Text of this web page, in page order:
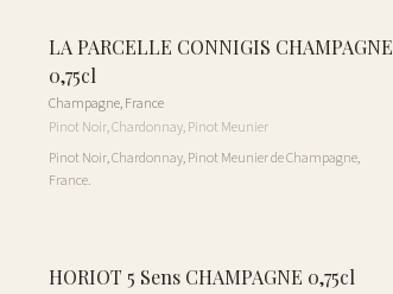
LA PARCELLE CONNIGIS CHAMPAGNE
0,75cl
Champagne,France
Pinot Noir, Chardonnay, Pinot Meunier
Pinot Noir, Chardonnay, Pinot Meunier de Champagne,
France.
HORIOT 5 Sens CHAMPAGNE 0,75cl